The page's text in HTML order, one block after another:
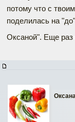
потому что с
поделилась на
Оксаной". Еще раз